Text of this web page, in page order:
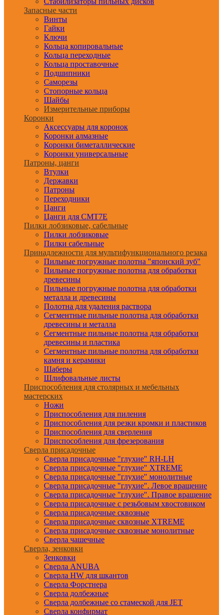
Запасные части
Винты
Гайки
Ключи
Кольца копировальные
Кольца переходные
Кольца проставочные
Подшипники
Саморезы
Стопорные кольца
Шайбы
Измерительные приборы
Коронки
Аксессуары для коронок
Коронки алмазные
Коронки биметаллические
Коронки универсальные
Патроны, цанги
Втулки
Державки
Патроны
Переходники
Цанги
Цанги для CMT7E
Пилки лобзиковые, сабельные
Пилки лобзиковые
Пилки сабельные
Принадлежности для мультифункционального резака
Пильные погружные полотна "японский зуб"
Пильные погружные полотна для обработки
древесины
Пильные погружные полотна для обработки
металла и древесины
Полотна для удаления раствора
Сегментные пильные полотна для обработки
древесины и металла
Сегментные пильные полотна для обработки
древесины и пластика
Сегментные пильные полотна для обработки
камня и керамики
Шаберы
Шлифовальные листы
Приспособления для столярных и мебельных
мастерских
Ножи
Приспособления для пиления
Приспособления для резки кромки и пластиков
Приспособления для сверления
Приспособления для фрезерования
Сверла присадочные
Сверла присадочные "глухие" RH-LH
Сверла присадочные "глухие" XTREME
Сверла присадочные "глухие" монолитные
Сверла присадочные "глухие". Левое вращение
Сверла присадочные "глухие". Правое вращение
Сверла присадочные с резьбовым хвостовиком
Сверла присадочные сквозные
Сверла присадочные сквозные XTREME
Сверла присадочные сквозные монолитные
Сверла чашечные
Сверла, зенковки
Зенковки
Сверла ANUBA
Сверла HW для шкантов
Сверла Форстнера
Сверла долбежные
Сверла долбежные со стамеской для JET
Сверла конфирмат